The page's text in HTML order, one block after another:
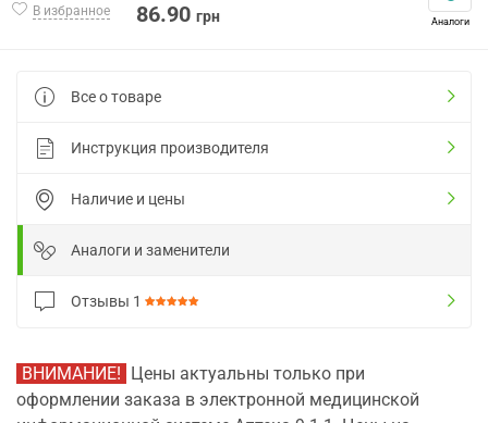
В избранное 86.90 грн Аналоги
Все о товаре
Инструкция производителя
Наличие и цены
Аналоги и заменители
Отзывы 1
ВНИМАНИЕ! Цены актуальны только при
оформлении заказа в электронной медицинской